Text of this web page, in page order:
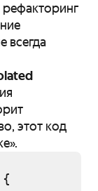
всегда
этот код
{